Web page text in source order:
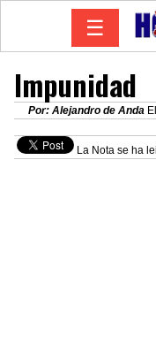
☰
Impunidad
Por: Alejandro de Anda
La Nota se ha